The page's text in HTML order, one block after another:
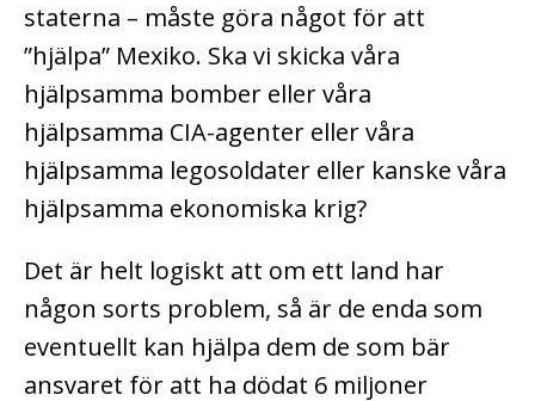
staterna – måste göra något för att
”hjälpa” Mexiko. Ska vi skicka våra
hjälpsamma bomber eller våra
hjälpsamma CIA-agenter eller våra
hjälpsamma legosoldater eller kanske våra
hjälpsamma ekonomiska krig?
Det är helt logiskt att om ett land har
någon sorts problem, så är de enda som
eventuellt kan hjälpa dem de som bär
ansvaret för att ha dödat 6 miljoner